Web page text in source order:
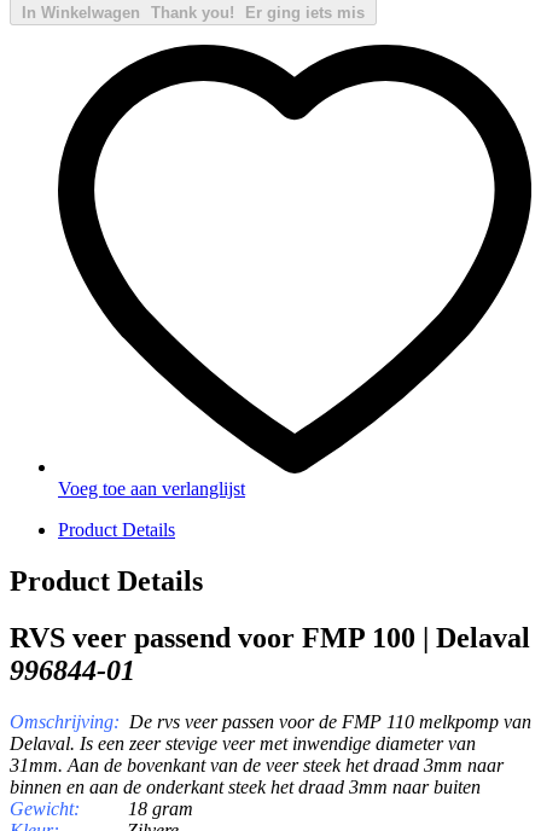
In Winkelwagen Thank you! Er ging iets mis
Voeg toe aan verlanglijst
Product Details
Product Details
RVS veer passend voor FMP 100 | Delaval
996844-01
Omschrijving: De rvs veer passen voor de FMP 110 melkpomp van
Delaval. Is een zeer stevige veer met inwendige diameter van
31mm. Aan de bovenkant van de veer steek het draad 3mm naar
binnen en aan de onderkant steek het draad 3mm naar buiten
Gewicht:
18 gram